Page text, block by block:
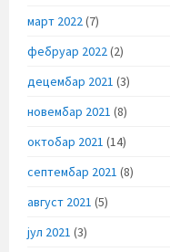
март 2022(7)
фебруар 2022(2)
децембар 2021 (3)
новембар 2021 (8)
октобар 2021 (14)
септембар 2021 (8)
август 2021 (5)
јул 2021 (3)